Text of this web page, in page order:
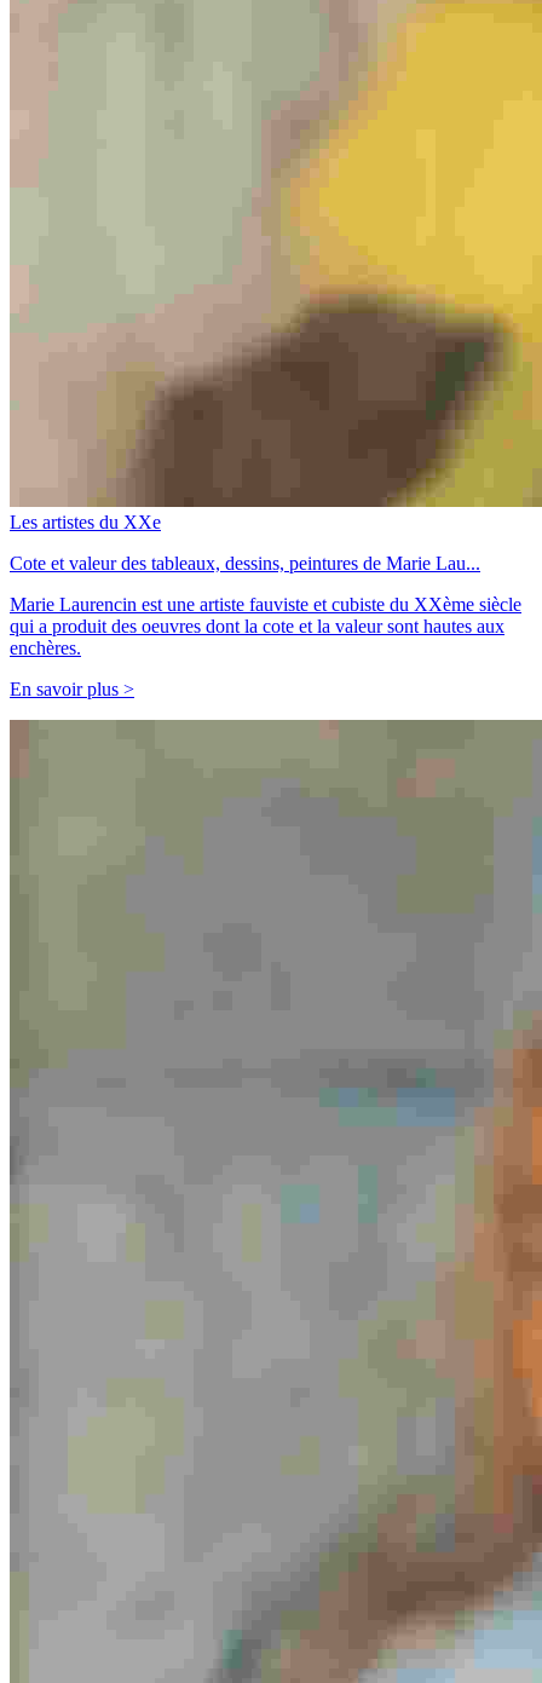
Les artistes du XXe
Cote et valeur des tableaux, dessins, peintures de Marie Lau...
Marie Laurencin est une artiste fauviste et cubiste du XXème siècle
qui a produit des oeuvres dont la cote et la valeur sont hautes aux
enchères.
En savoir plus >